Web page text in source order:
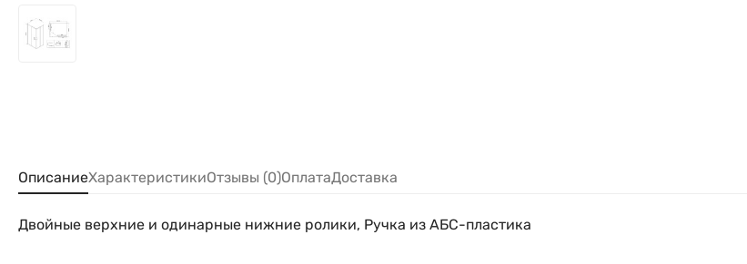
ОписаниеХарактеристикиОтзывы (0)ОплатаДоставка
Двойные верхние и одинарные нижние ролики, Ручка из АБС-пластика